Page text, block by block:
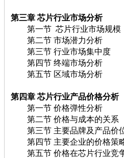
第三章 芯片行业市场分析
第一节 芯片行业市场规模
第二节 市场潜力分析
第三节 行业市场集中度
第四节 终端市场分析
第五节 区域市场分析
第四章 芯片行业产品价格分析
第一节 价格弹性分析
第二节 价格与成本的关系
第三节 主要品牌及产品价
第四节 主要企业的价格策
第五节 价格在芯片行业竞